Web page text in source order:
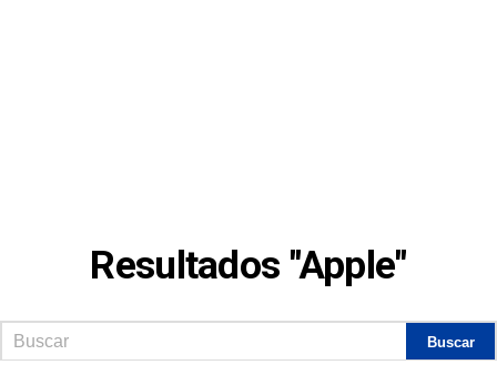
Resultados "Apple"